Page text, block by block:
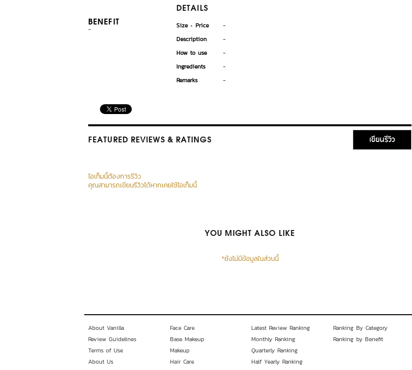
BENEFIT
-
DETAILS
Size Price
-
Description
-
How to use
-
Ingredients
-
Remarks
-
FEATURED REVIEWS & RATINGS เขียนรีวิว
ไอเท็มนี้ต้องการรีวิว
คุณสามารถเขียนรีวิวได้หากเคยใช้ไอเท็มนี้
YOU MIGHT ALSO LIKE
*ยังไม่มีข้อมูลในส่วนนี้
About Vanilla
Review Guidelines
Terms of Use
About Us
Face Care
Base Makeup
Makeup
Hair Care
Latest Review Ranking
Monthly Ranking
Quarterly Ranking
Half Yearly Ranking
Ranking By Category
Ranking by Benefit